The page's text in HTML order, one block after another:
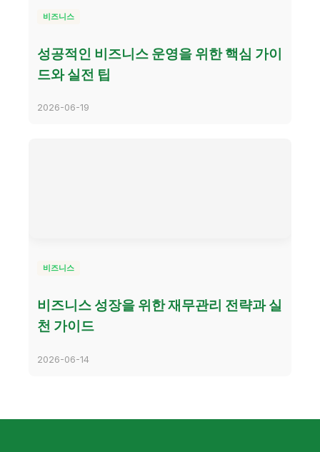
비즈니스
성공적인 비즈니스 운영을 위한 핵심 가이
드와 실전 팁
2026-06-19
비즈니스
비즈니스 성장을 위한 재무관리 전략과 실
천 가이드
2026-06-14